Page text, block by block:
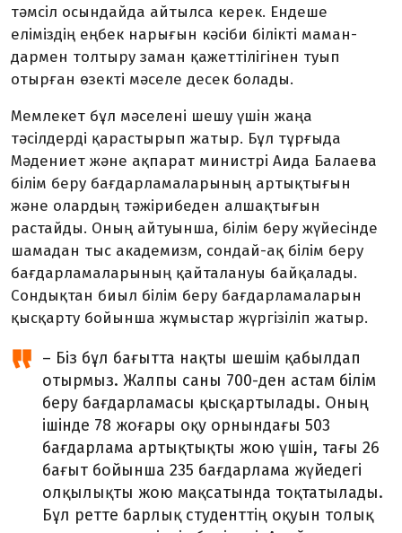
тәмсіл осындайда айтылса керек. Ендеше
еліміздің ең­бек нарығын кәсіби білікті ма­ман­
дармен толтыру заман қа­жет­тілігінен туып
отырған өзекті мәселе десек болады.
Мемлекет бұл мәселені шешу үшін жаңа
тәсілдерді қарастырып жатыр. Бұл тұрғыда
Мәдениет және ақпарат министрі Аида Балаева
білім беру бағдарлама­лары­ның артықтығын
және олардың тәжірибеден алшақ­тығын
растайды. Оның айтуынша, білім беру жүйесінде
шамадан тыс ака­демизм, сондай-ақ білім беру
бағ­дар­ламаларының қайта­лануы байқалады.
Сондықтан биыл бі­лім беру бағдарламаларын
қыс­қарту бойынша жұмыстар жүр­гізіліп жатыр.
– Біз бұл бағытта нақты шешім қабылдап
отырмыз. Жалпы саны 700-ден астам білім
беру бағдарламасы қысқартылады. Оның
ішінде 78 жоғары оқу ор­нын­дағы 503
бағдарлама артық­тықты жою үшін, тағы 26
бағыт бойынша 235 бағдарлама жүйедегі
олқылықты жою мақсатында тоқ­татылады.
Бұл ретте барлық сту­денттің оқуын толық